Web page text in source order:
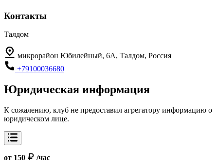
Контакты
Талдом
микрорайон Юбилейный, 6А, Талдом, Россия
+79100036680
Юридическая информация
К сожалению, клуб не предоставил агрегатору информацию о
юридическом лице.
от 150 /час